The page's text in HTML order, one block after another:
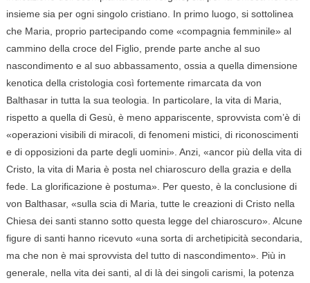
insieme sia per ogni singolo cristiano. In primo luogo, si sottolinea
che Maria, proprio partecipando come «compagnia femminile» al
cammino della croce del Figlio, prende parte anche al suo
nascondimento e al suo abbassamento, ossia a quella dimensione
kenotica della cristologia così fortemente rimarcata da von
Balthasar in tutta la sua teologia. In particolare, la vita di Maria,
rispetto a quella di Gesù, è meno appariscente, sprovvista com’è di
«operazioni visibili di miracoli, di fenomeni mistici, di riconoscimenti
e di opposizioni da parte degli uomini». Anzi, «ancor più della vita di
Cristo, la vita di Maria è posta nel chiaroscuro della grazia e della
fede. La glorificazione è postuma». Per questo, è la conclusione di
von Balthasar, «sulla scia di Maria, tutte le creazioni di Cristo nella
Chiesa dei santi stanno sotto questa legge del chiaroscuro». Alcune
figure di santi hanno ricevuto «una sorta di archetipicità secondaria,
ma che non è mai sprovvista del tutto di nascondimento». Più in
generale, nella vita dei santi, al di là dei singoli carismi, la potenza